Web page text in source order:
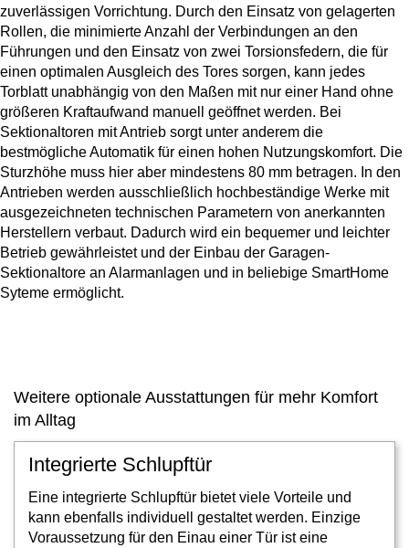
zuverlässigen Vorrichtung. Durch den Einsatz von gelagerten
Rollen, die minimierte Anzahl der Verbindungen an den
Führungen und den Einsatz von zwei Torsionsfedern, die für
einen optimalen Ausgleich des Tores sorgen, kann jedes
Torblatt unabhängig von den Maßen mit nur einer Hand ohne
größeren Kraftaufwand manuell geöffnet werden. Bei
Sektionaltoren mit Antrieb sorgt unter anderem die
bestmögliche Automatik für einen hohen Nutzungskomfort. Die
Sturzhöhe muss hier aber mindestens 80 mm betragen. In den
Antrieben werden ausschließlich hochbeständige Werke mit
ausgezeichneten technischen Parametern von anerkannten
Herstellern verbaut. Dadurch wird ein bequemer und leichter
Betrieb gewährleistet und der Einbau der Garagen-
Sektionaltore an Alarmanlagen und in beliebige SmartHome
Syteme ermöglicht.
Weitere optionale Ausstattungen für mehr Komfort
im Alltag
Integrierte Schlupftür
Eine integrierte Schlupftür bietet viele Vorteile und
kann ebenfalls individuell gestaltet werden. Einzige
Voraussetzung für den Einau einer Tür ist eine